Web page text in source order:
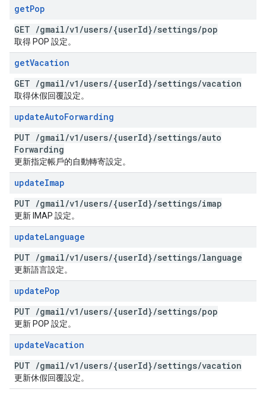
getPop
GET /gmail/v1 /users/{userId}/settings/pop
取得 POP 設定。
getVacation
GET /gmail/v1 /users/{userId}/settings/vacation
取得休假回覆設定。
updateAutoForwarding
PUT /gmail/v1 /users/{userId}/settings/auto
Forwarding
更新指定帳戶的自動轉寄設定。
updateImap
PUT /gmail/v1 /users/{userId}/settings/imap
更新 IMAP 設定。
updateLanguage
PUT /gmail/v1 /users/{userId}/settings/language
更新語言設定。
updatePop
PUT /gmail/v1 /users/{userId}/settings/pop
更新 POP 設定。
updateVacation
PUT /gmail/v1 /users/{userId}/settings/vacation
更新休假回覆設定。